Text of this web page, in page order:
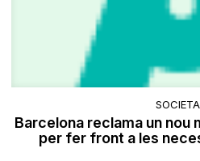
Barcelona reclama un nou
per fer front a les